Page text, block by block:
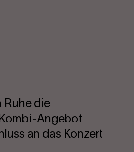
Ruhe die
Angebot
an das Konzert